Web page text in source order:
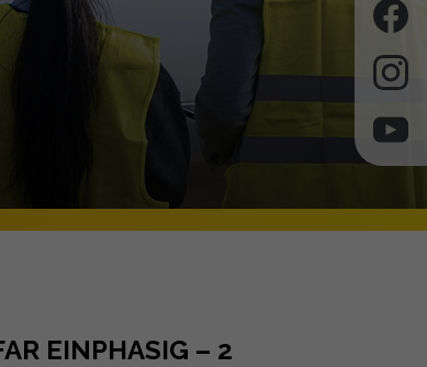
EINPHASIG – 2